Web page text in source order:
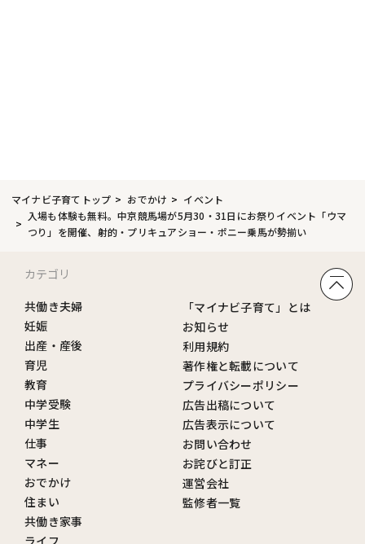
マイナビ子育てトップ おでかけ
イベント
入場も体験も無料。中京競馬場が5月30・31日にお祭りイベント「ウマ
つり」を開催、射的・プリキュアショー・ポニー乗馬が勢揃い
カテゴリ
共働き夫婦
妊娠
出産・産後
育児
教育
中学受験
中学生
仕事
マネー
おでかけ
住まい
共働き家事
「マイナビ子育て」とは
お知らせ
利用規約
著作権と転載について
プライバシーポリシー
広告出稿について
広告表示について
お問い合わせ
お詫びと訂正
運営会社
監修者一覧